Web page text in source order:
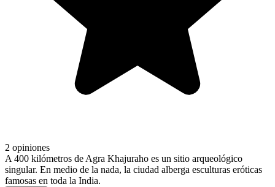
2 opiniones
A 400 kilómetros de Agra Khajuraho es un sitio arqueológico
singular. En medio de la nada, la ciudad alberga esculturas eróticas
famosas en toda la India.